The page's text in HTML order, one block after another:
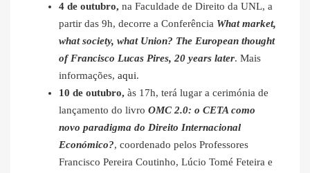
4 de outubro, na Faculdade de Direito da UNL, a
partir das 9h, decorre a Conferência What market,
what society, what Union? The European thought
of Francisco Lucas Pires, 20 years later. Mais
informações, aqui.
10 de outubro, às 17h, terá lugar a cerimónia de
lançamento do livro OMC 2.0: o CETA como
novo paradigma do Direito Internacional
Económico?, coordenado pelos Professores
Francisco Pereira Coutinho, Lúcio Tomé Feteira e